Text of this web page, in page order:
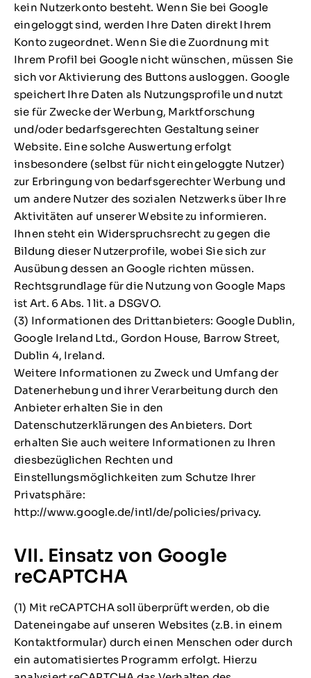
kein Nutzerkonto besteht. Wenn Sie bei Google
eingeloggt sind, werden Ihre Daten direkt Ihrem
Konto zugeordnet. Wenn Sie die Zuordnung mit
Ihrem Profil bei Google nicht wünschen, müssen Sie
sich vor Aktivierung des Buttons ausloggen. Google
speichert Ihre Daten als Nutzungsprofile und nutzt
sie für Zwecke der Werbung, Marktforschung
und/oder bedarfsgerechten Gestaltung seiner
Website. Eine solche Auswertung erfolgt
insbesondere (selbst für nicht eingeloggte Nutzer)
zur Erbringung von bedarfsgerechter Werbung und
um andere Nutzer des sozialen Netzwerks über Ihre
Aktivitäten auf unserer Website zu informieren.
Ihnen steht ein Widerspruchsrecht zu gegen die
Bildung dieser Nutzerprofile, wobei Sie sich zur
Ausübung dessen an Google richten müssen.
Rechtsgrundlage für die Nutzung von Google Maps
ist Art. 6 Abs. 1 lit. a DSGVO.
(3) Informationen des Drittanbieters: Google Dublin,
Google Ireland Ltd., Gordon House, Barrow Street,
Dublin 4, Ireland.
Weitere Informationen zu Zweck und Umfang der
Datenerhebung und ihrer Verarbeitung durch den
Anbieter erhalten Sie in den
Datenschutzerklärungen des Anbieters. Dort
erhalten Sie auch weitere Informationen zu Ihren
diesbezüglichen Rechten und
Einstellungsmöglichkeiten zum Schutze Ihrer
Privatsphäre:
http://www.google.de/intl/de/policies/privacy.
VII. Einsatz von Google
reCAPTCHA
(1) Mit reCAPTCHA soll überprüft werden, ob die
Dateneingabe auf unseren Websites (z.B. in einem
Kontaktformular) durch einen Menschen oder durch
ein automatisiertes Programm erfolgt. Hierzu